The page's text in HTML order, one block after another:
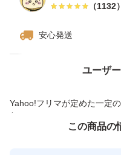
（1132）
安心発送
ユーザ
Yahoo!フリマが定めた一定
付与しています
価格の相談
この商品の
この商品をみている人に